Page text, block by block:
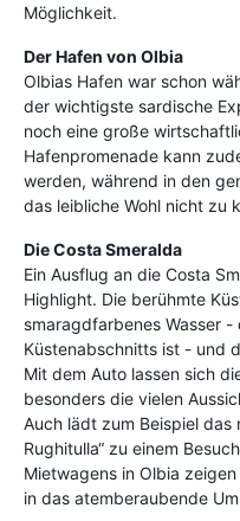
Möglichkeit.
Der Hafen von Olbia
Olbias Hafen war schon
der wichtigste sardische
noch eine große
Hafenpromenade kann
werden, während in den
das leibliche Wohl nicht zu
Die Costa Smeralda
Ein Ausflug an die Costa
Highlight. Die berühmte
smaragdfarbenes Wasser
Küstenabschnitts ist - und
Mit dem Auto lassen sich
besonders die vielen
Auch lädt zum Beispiel das
Rughitulla“ zu einem
Mietwagens in Olbia
in das atemberaubende